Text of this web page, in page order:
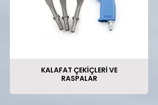
KALAFAT ÇEKİÇLERİ VE
RASPALAR